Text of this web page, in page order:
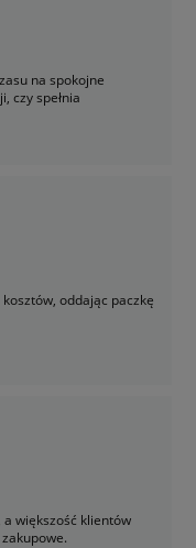
na spokojne
czy spełnia
oddając paczkę
, a większość klientów